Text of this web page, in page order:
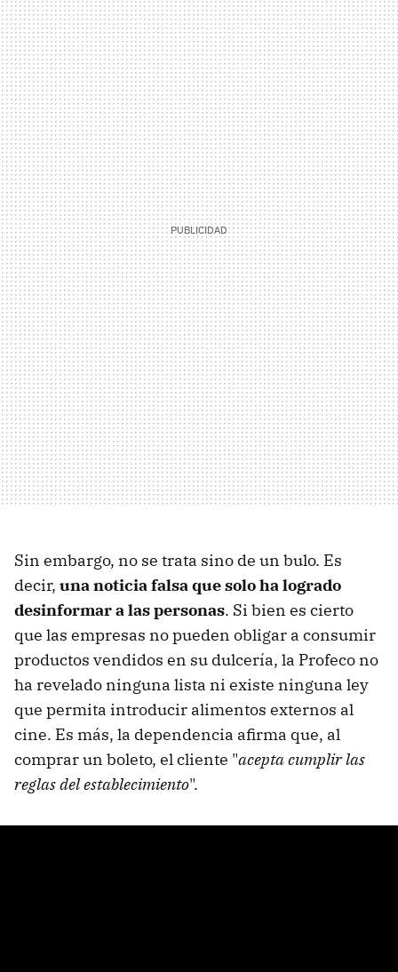
Sin embargo, no se trata sino de un bulo. Es
decir, una noticia falsa que solo ha logrado
desinformar a las personas. Si bien es cierto
que las empresas no pueden obligar a consumir
productos vendidos en su dulcería, la Profeco no
ha revelado ninguna lista ni existe ninguna ley
que permita introducir alimentos externos al
cine. Es más, la dependencia afirma que, al
comprar un boleto, el cliente "acepta cumplir las
reglas del establecimiento".